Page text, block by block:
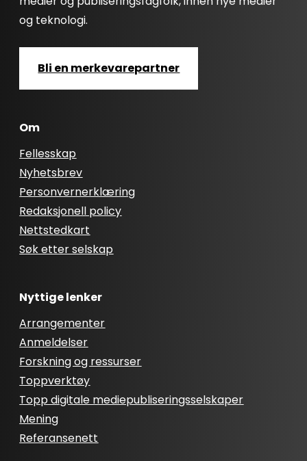
og teknologi.
Bli en merkevarepartner
Om
Fellesskap
Nyhetsbrev
Personvernerklæring
Redaksjonell policy
Nettstedkart
Søk etter selskap
Nyttige lenker
Arrangementer
Anmeldelser
Forskning og ressurser
Toppverktøy
Topp digitale mediepubliseringsselskaper
Mening
Referansenett